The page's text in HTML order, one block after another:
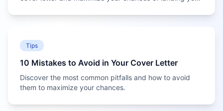
Tips
10 Mistakes to Avoid in Your Cover Letter
Discover the most common pitfalls and how to avoid
them to maximize your chances.